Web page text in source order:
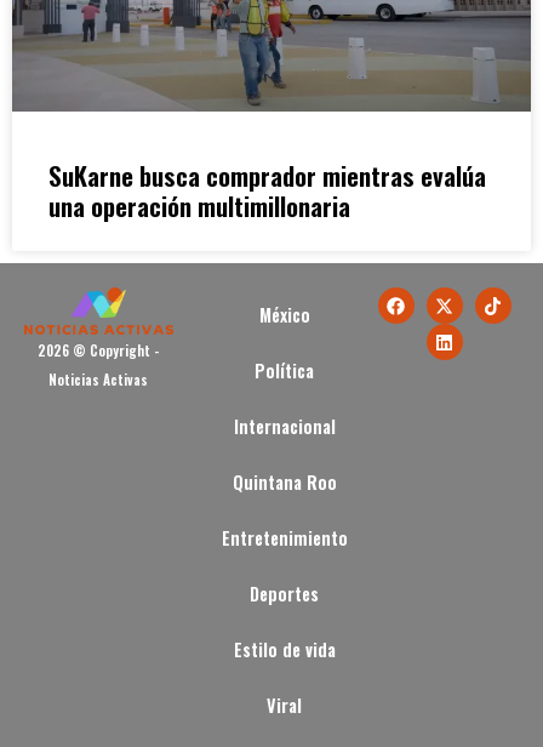
SuKarne busca comprador mientras evalúa
una operación multimillonaria
2026 © Copyright -
Noticias Activas
México
Política
Internacional
Quintana Roo
Entretenimiento
Deportes
Estilo de vida
Viral